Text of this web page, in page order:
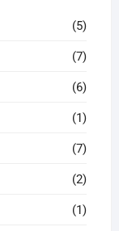
(5)
(7)
(6)
(1)
(7)
(2)
(1)